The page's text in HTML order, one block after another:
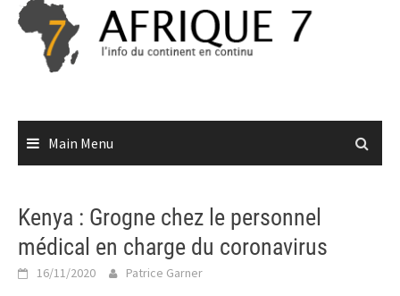
Skip
content
Main Menu
Kenya : Grogne chez le personnel
médical en charge du coronavirus
16/11/2020 Patrice Garner